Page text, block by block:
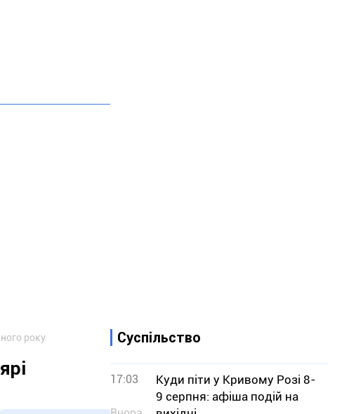
року Суспільство
17:03
Куди піти у Кривому Розі 8-
9 серпня: афіша подій на